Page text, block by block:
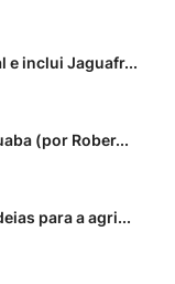
e inclui Jaguafr...
(por Rober...
para a agri...